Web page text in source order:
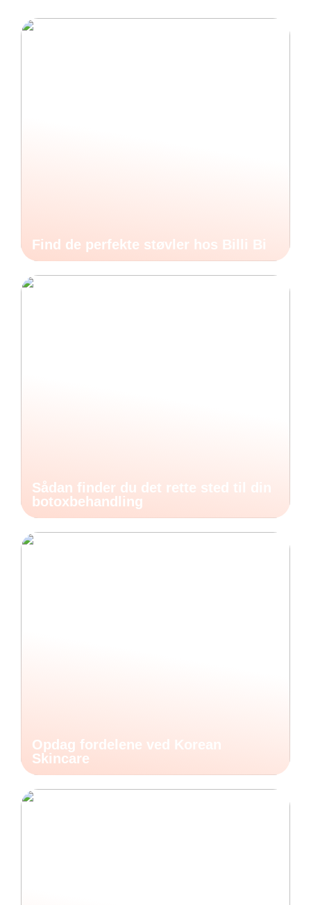
Find de perfekte støvler hos Billi Bi
Sådan finder du det rette sted til din
botoxbehandling
Opdag fordelene ved Korean
Skincare